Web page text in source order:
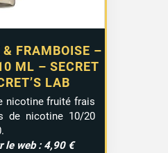
FRAMBOISE –
ML – SECRET
LAB
nicotine fruité frais
de nicotine 10/20
le web : 4,90 €